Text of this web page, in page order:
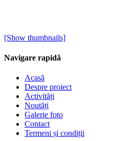
[Show thumbnails]
Navigare rapidă
Acasă
Despre proiect
Activități
Noutăți
Galerie foto
Contact
Termeni și condiții